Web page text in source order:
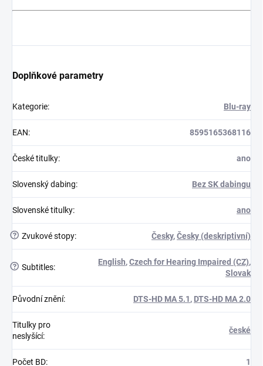
Doplňkové parametry
Kategorie: Blu-ray
EAN: 8595165368116
České titulky: ano
Slovenský dabing: Bez SK dabingu
Slovenské titulky: ano
? Zvukové stopy: Česky,Česky (deskriptivní)
? Subtitles:
English,Czech for Hearing Impaired (CZ),
Slovak
Původní znění: DTS-HD MA 5.1, DTS-HD MA 2.0
Titulky pro
neslyšící:
české
Počet BD: 1